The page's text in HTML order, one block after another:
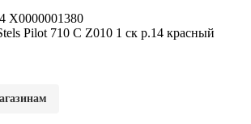
X0000001380
Pilot 710 C Z010 1 ск р.14 красный